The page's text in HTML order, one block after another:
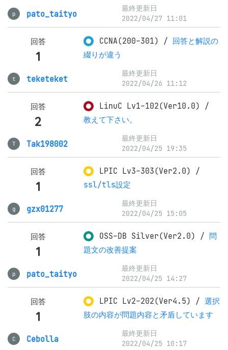
p pato_taityo
最終更新日
2022/04/27 11:01
回答
1
CCNA(200-301) / 回答と解説の
綴りが違う
t teketeket
最終更新日
2022/04/26 11:12
回答
2
LinuC Lv1-102(Ver10.0) /
教えて下さい。
T Tak198002
最終更新日
2022/04/25 19:35
回答
1
LPIC Lv3-303(Ver2.0) /
ssl/tls設定
g gzx01277
最終更新日
2022/04/25 15:05
回答
1
OSS-DB Silver(Ver2.0) / 問
題文の改善提案
p pato_taityo
最終更新日
2022/04/25 14:27
回答
1
LPIC Lv2-202(Ver4.5) /選択
肢の内容が問題内容と矛盾しています
C Cebolla
最終更新日
2022/04/25 10:17